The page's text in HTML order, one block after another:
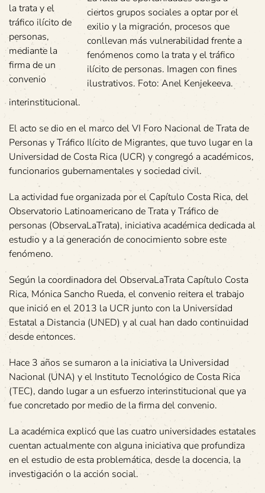
ciertos grupos sociales a optar por el
exilio y la migración, procesos que
conllevan más vulnerabilidad frente a
fenómenos como la trata y el tráfico
ilícito de personas. Imagen con fines
ilustrativos. Foto: Anel Kenjekeeva.
la trata y el
tráfico ilícito de
personas,
mediante la
firma de un
convenio
interinstitucional.
El acto se dio en el marco del VI Foro Nacional de Trata de
Personas y Tráfico Ilícito de Migrantes, que tuvo lugar en la
Universidad de Costa Rica (UCR) y congregó a académicos,
funcionarios gubernamentales y sociedad civil.
La actividad fue organizada por el Capítulo Costa Rica, del
Observatorio Latinoamericano de Trata y Tráfico de
personas (ObservaLaTrata), iniciativa académica dedicada al
estudio y a la generación de conocimiento sobre este
fenómeno.
Según la coordinadora del ObservaLaTrata Capítulo Costa
Rica, Mónica Sancho Rueda, el convenio reitera el trabajo
que inició en el 2013 la UCR junto con la Universidad
Estatal a Distancia (UNED) y al cual han dado continuidad
desde entonces.
Hace 3 años se sumaron a la iniciativa la Universidad
Nacional (UNA) y el Instituto Tecnológico de Costa Rica
(TEC), dando lugar a un esfuerzo interinstitucional que ya
fue concretado por medio de la firma del convenio.
La académica explicó que las cuatro universidades estatales
cuentan actualmente con alguna iniciativa que profundiza
en el estudio de esta problemática, desde la docencia, la
investigación o la acción social.